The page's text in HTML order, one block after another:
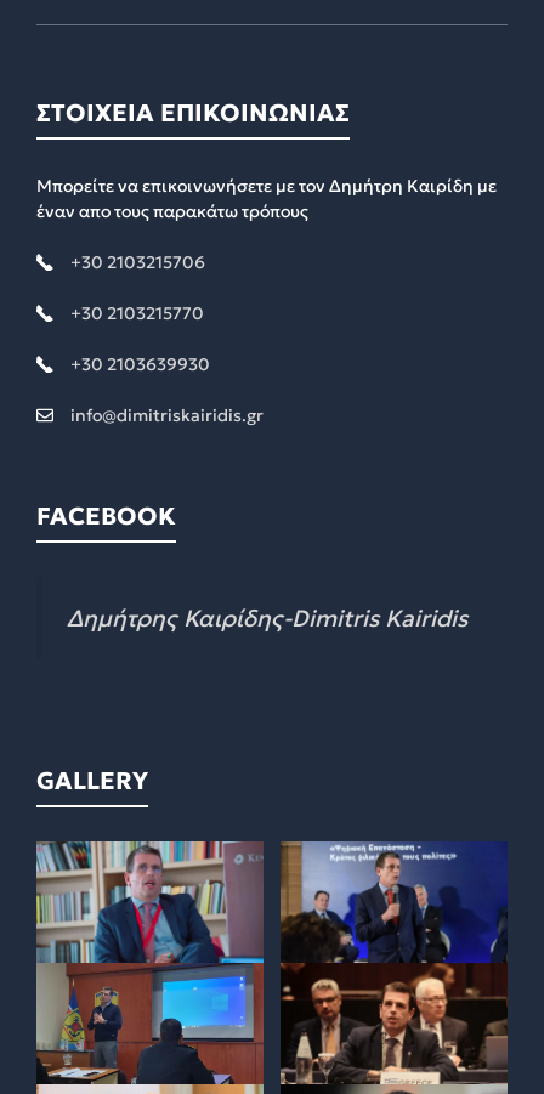
ΣΤΟΙΧΕΙΑ ΕΠΙΚΟΙΝΩΝΙΑΣ
Μπορείτε να επικοινωνήσετε με τον Δημήτρη Καιρίδη με
έναν απο τους παρακάτω τρόπους
+30 2103215706
+30 2103215770
+30 2103639930
info@dimitriskairidis.gr
FACEBOOK
Δημήτρης Καιρίδης-Dimitris Kairidis
GALLERY